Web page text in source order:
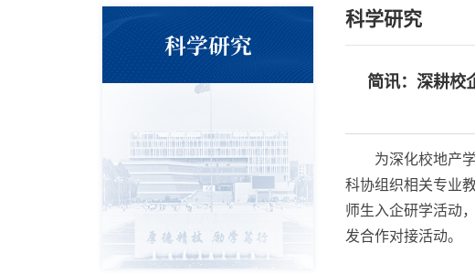
科学研究
科学研究
简讯：深耕校
为深化校地产
科协组织相关专业
师生入企研学活动，
发合作对接活动。